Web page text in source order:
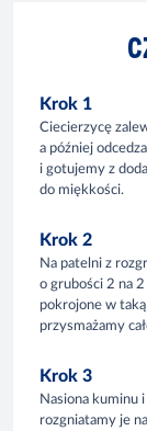
Krok 1
Ciecierzycę
a później
i gotujemy z
do miękkości.
Krok 2
Na patelni z
o grubości 2 na
pokrojone w
przysmażamy
Krok 3
Nasiona kuminu
rozgniatamy je